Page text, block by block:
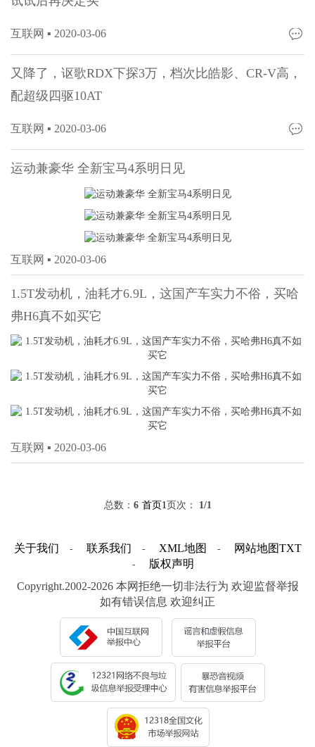
互联网 ▪ 2020-03-06
又降了，讴歌RDX下探3万，档次比皓影、CR-V高，
配超级四驱10AT
互联网 ▪ 2020-03-06
运动兼豪华 全新宝马4系明日见
互联网 ▪ 2020-03-06
1.5T发动机，油耗才6.9L，这国产车实力不俗，买哈
弗H6真不如买它
互联网 ▪ 2020-03-06
总数： 6 首页1页次： 1/1
关于我们 - 联系我们 - XML地图 - 网站地图TXT
-
版权声明
Copyright.2002-2026 本网拒绝一切非法行为 欢迎监督举报
如有错误信息 欢迎纠正